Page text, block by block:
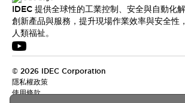
IDEC 提供全球性的工業控制、安全與自動化
創新產品與服務，提升現場作業效率與安全性
人類福祉。
© 2026 IDEC Corporation
隱私權政策
使用條款